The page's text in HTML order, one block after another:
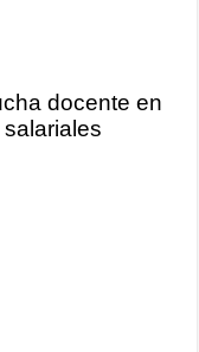
docente en